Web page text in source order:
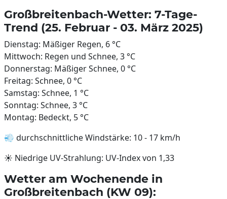
Großbreitenbach-Wetter: 7-Tage-
Trend (25. Februar - 03. März 2025)
Dienstag: Mäßiger Regen, 6 °C
Mittwoch: Regen und Schnee, 3 °C
Donnerstag: Mäßiger Schnee, 0 °C
Freitag: Schnee, 0 °C
Samstag: Schnee, 1 °C
Sonntag: Schnee, 3 °C
Montag: Bedeckt, 5 °C
💨 durchschnittliche Windstärke: 10 - 17 km/h
☀️ Niedrige UV-Strahlung: UV-Index von 1,33
Wetter am Wochenende in
Großbreitenbach (KW 09):